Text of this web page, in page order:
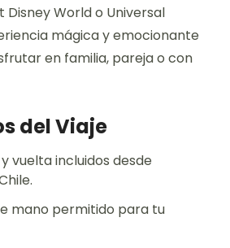
Disney World o Universal
mágica y emocionante
en familia, pareja o con
del Viaje
vuelta incluidos desde
mano permitido para tu